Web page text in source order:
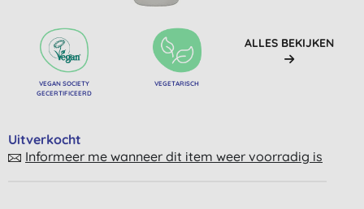
VEGAN SOCIETY
GECERTIFICEERD
VEGETARISCH
ALLES BEKIJKEN
Uitverkocht
Informeer me wanneer dit item weer voorradig is